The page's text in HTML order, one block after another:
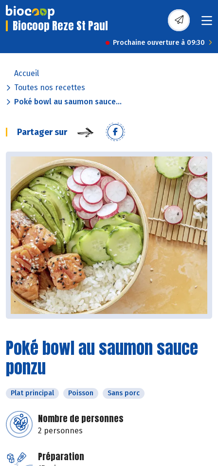
Biocoop Reze St Paul
Prochaine ouverture à 09:30
Accueil
Toutes nos recettes
Poké bowl au saumon sauce...
Partager sur
Poké bowl au saumon sauce
ponzu
Plat principal Poisson Sans porc
Nombre de personnes
2 personnes
Préparation